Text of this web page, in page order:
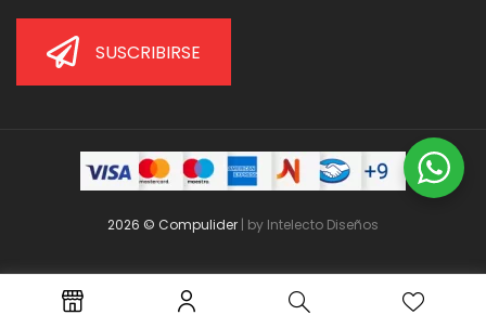
SUSCRIBIRSE
2026 © Compulider | by Intelecto Diseños